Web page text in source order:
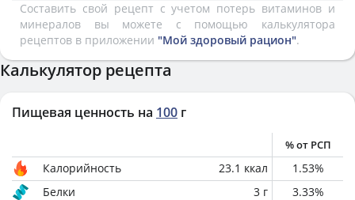
Составить свой рецепт с учетом потерь витаминов и
минералов вы можете с помощью калькулятора
рецептов в приложении "Мой здоровый рацион".
Калькулятор рецепта
Пищевая ценность на 100 г
% от РСП
Калорийность 23.1 ккал 1.53%
Белки
3 г 3.33%